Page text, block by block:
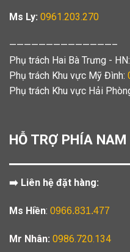
Ms Ly: 0961.203.270
——————————————–
Phụ trách Hai Bà Trưng - HN:
Phụ trách Khu vực Mỹ Đình:
Phụ trách Khu vực Hải
HỖ TRỢ PHÍA NAM
➡️ Liên hệ đặt hàng:
Ms Hiền: 0966.831.477
Mr Nhân: 0986.720.134